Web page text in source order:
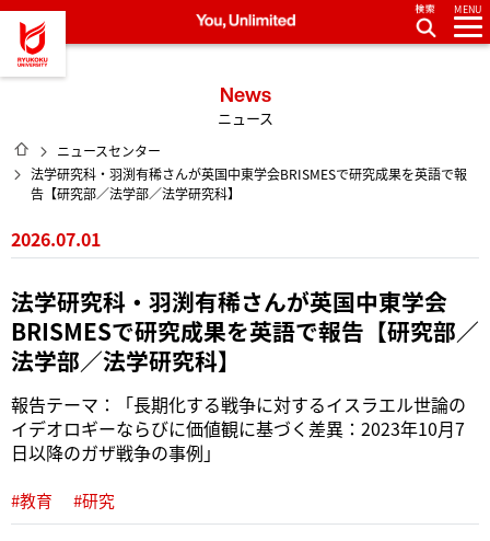
龍谷大学 You, Unlimited
MENU
News
ニュース
HOME
ニュースセンター
法学研究科・羽渕有稀さんが英国中東学会BRISMESで研究成果を英語で報
告【研究部／法学部／法学研究科】
2026.07.01
法学研究科・羽渕有稀さんが英国中東学会
BRISMESで研究成果を英語で報告【研究部／
法学部／法学研究科】
報告テーマ：「長期化する戦争に対するイスラエル世論の
イデオロギーならびに価値観に基づく差異：2023年10月7
日以降のガザ戦争の事例」
#教育 #研究